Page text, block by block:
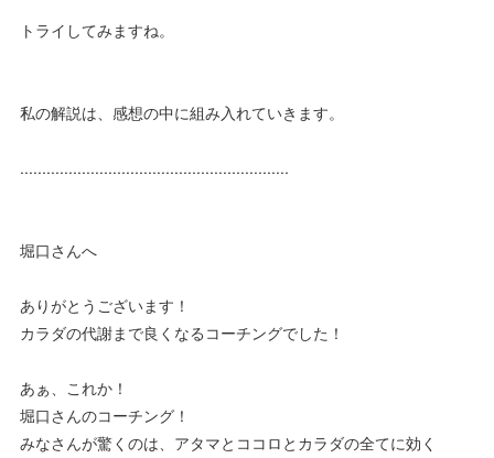
トライしてみますね。
私の解説は、感想の中に組み入れていきます。
.............................................................
堀口さんへ
ありがとうございます！
カラダの代謝まで良くなるコーチングでした！
あぁ、これか！
堀口さんのコーチング！
みなさんが驚くのは、アタマとココロとカラダの全てに効く